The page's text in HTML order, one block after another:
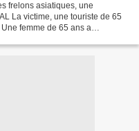
frelons asiatiques, une
La victime, une touriste de 65
femme de 65 ans a